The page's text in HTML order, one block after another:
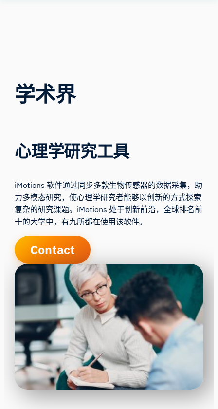
学术界
心理学研究工具
iMotions 软件通过同步多款生物传感器的数据采集，助
力多模态研究，使心理学研究者能够以创新的方式探索
复杂的研究课题。iMotions 处于创新前沿，全球排名前
十的大学中，有九所都在使用该软件。
Contact